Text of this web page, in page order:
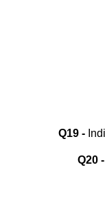
Q19 -
Q20 -